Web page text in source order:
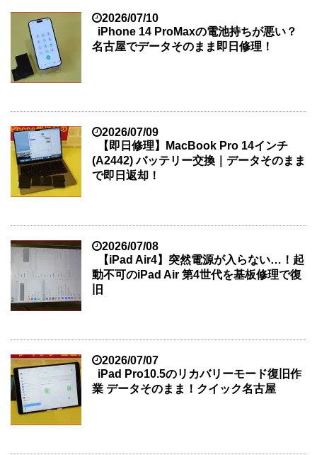
2026/07/10
iPhone 14 ProMaxの電池持ちが悪い？
名古屋でデータそのまま即日修理！
2026/07/09
【即日修理】MacBook Pro 14インチ
(A2442) バッテリー交換｜データそのまま
で即日返却！
2026/07/08
【iPad Air4】突然電源が入らない…！起
動不可のiPad Air 第4世代を基板修理で復
旧
2026/07/07
iPad Pro10.5のリカバリーモード復旧作
業 データそのまま！クイック名古屋